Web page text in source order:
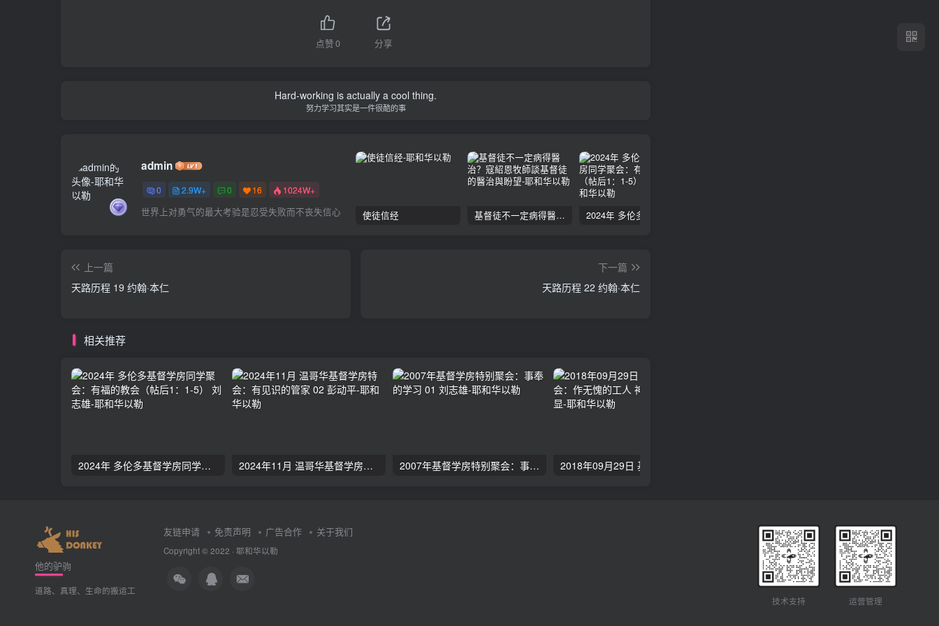
点赞0 分享
Hard-working is actually a cool thing.
努力学习其实是一件很酷的事
admin
0 2.9W+ 0 16 1024W+
世界上对勇气的最大考验是忍受失败而不丧失信心 使徒信经 基督徒不一定病得醫治？寇紹恩牧師談基督徒的醫治與盼望
上一篇
天路历程 19 约翰·本仁
下一篇
天路历程 22 约翰·本仁
相关推荐
2024年 多伦多基督学房同学聚会：有福的教会（帖后1：1-5） 刘志雄 2024年11月 温哥华基督学房特会：有见识的管家 02 彭动平 2007年基督学房特别聚会：事奉的学习 01 刘志雄
他的驴驹
道路、真理、生命的搬运工
友链申请 免责声明 广告合作 关于我们
Copyright © 2022 · 耶和华以勒
技术支持 运营管理